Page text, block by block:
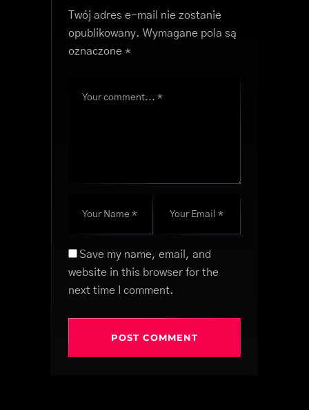
Twój adres e-mail nie zostanie
opublikowany. Wymagane pola są
oznaczone *
Save my name, email, and
website in this browser for the
next time I comment.